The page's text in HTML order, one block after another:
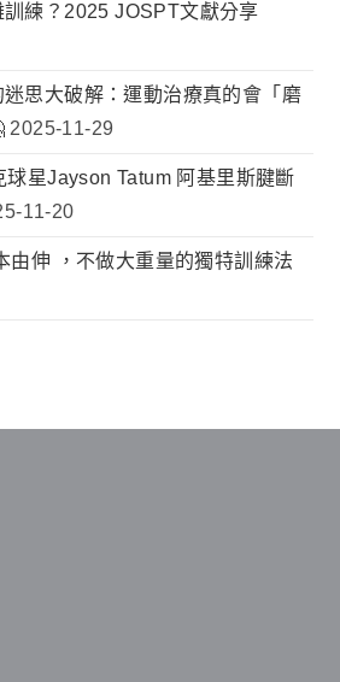
練？2025 JOSPT文獻分享
思大破解：運動治療真的會「磨
2025-11-29
星Jayson Tatum 阿基里斯腱斷
11-20
由伸 ，不做大重量的獨特訓練法